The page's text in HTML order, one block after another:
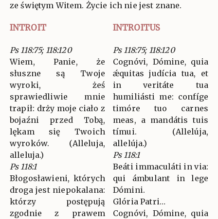
ze świętym Witem. Życie ich nie jest znane.
INTROIT INTROITUS
Ps 118:75; 118:120
Wiem, Panie, że
słuszne są Twoje
wyroki, żeś
sprawiedliwie mnie
trapił: drży moje ciało z
bojaźni przed Tobą,
lękam się Twoich
wyroków. (Alleluja,
alleluja.)
Ps 118:1
Błogosławieni, których
droga jest niepokalana:
którzy postępują
zgodnie z prawem
Ps 118:75; 118:120
Cognóvi, Dómine, quia
ǽquitas judícia tua, et
in veritáte tua
humiliásti me: confíge
timóre tuo carnes
meas, a mandátis tuis
tímui. (Allelúja,
allelúja.)
Ps 118:1
Beáti immaculáti in via:
qui ámbulant in lege
Dómini.
Glória Patri…
Cognóvi, Dómine, quia